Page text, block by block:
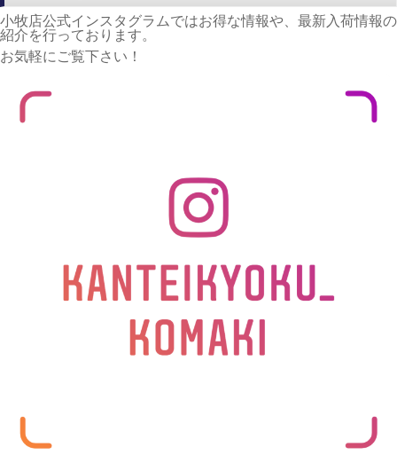
小牧店公式インスタグラムではお得な情報や、最新入荷情報の
紹介を行っております。
お気軽にご覧下さい！